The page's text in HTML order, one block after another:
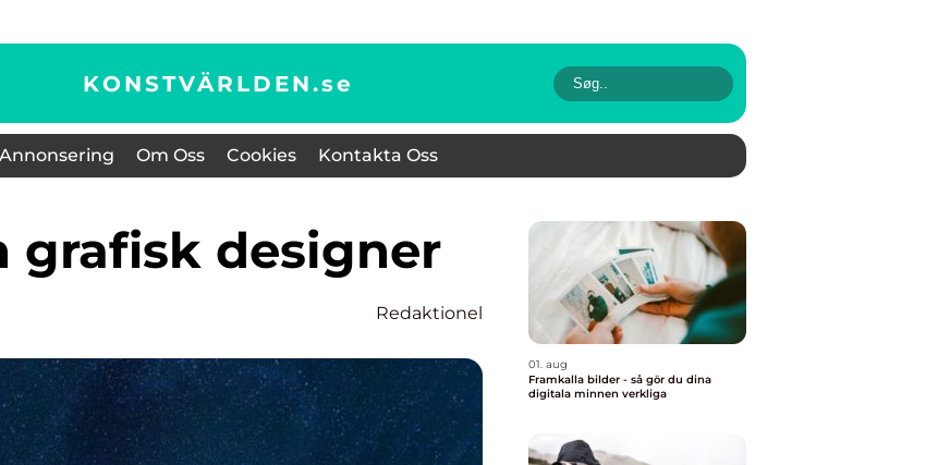
KONSTVÄRLDEN.se
Annonsering Om Oss Cookies Kontakta Oss
grafisk designer
Redaktionel
01. aug
Framkalla bilder - så gör du dina
digitala minnen verkliga